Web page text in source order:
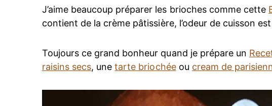
J’aime beaucoup préparer les brioches comme cette
contient de la crème pâtissière, l’odeur de cuisson
Toujours ce grand bonheur quand je prépare un
raisins secs, unetarte briochéeou cream de